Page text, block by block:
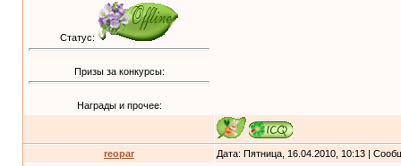
Статус:
Призы за конкурсы:
Награды и прочее:
reopar Дата: Пятница, 16.04.2010, 10:13 |